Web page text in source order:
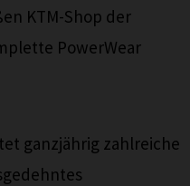
KTM-Shop der
PowerWear
ganzjährig zahlreiche